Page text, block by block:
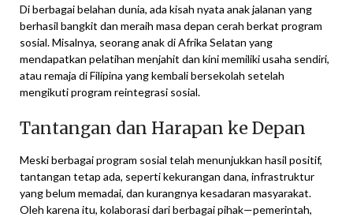
Di berbagai belahan dunia, ada kisah nyata anak jalanan yang
berhasil bangkit dan meraih masa depan cerah berkat program
sosial. Misalnya, seorang anak di Afrika Selatan yang
mendapatkan pelatihan menjahit dan kini memiliki usaha sendiri,
atau remaja di Filipina yang kembali bersekolah setelah
mengikuti program reintegrasi sosial.
Tantangan dan Harapan ke Depan
Meski berbagai program sosial telah menunjukkan hasil positif,
tantangan tetap ada, seperti kekurangan dana, infrastruktur
yang belum memadai, dan kurangnya kesadaran masyarakat.
Oleh karena itu, kolaborasi dari berbagai pihak—pemerintah,